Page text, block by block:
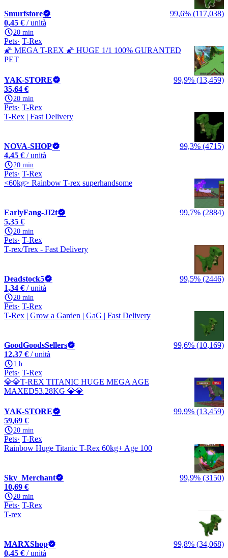
Smurfstore
99,6% (117,038)
0,45 € / unità
20 min
Pets T-Rex
🌠 MEGA T-REX 🌠 HUGE 1/1 100% GURANTED
PET
YAK-STORE
99,9% (13,459)
35,64 €
20 min
Pets T-Rex
T-Rex | Fast Delivery
NOVA-SHOP
99,3% (4715)
4,45 € / unità
20 min
Pets T-Rex
<60kg> Rainbow T-rex superhandsome
EarlyFang-JI2t
99,7% (2884)
5,35 €
20 min
Pets T-Rex
T-rex/Trex - Fast Delivery
Deadstock5
99,5% (2446)
1,34 € / unità
20 min
Pets T-Rex
T-Rex | Grow a Garden | GaG | Fast Delivery
GoodGoodsSellers
99,6% (10,169)
12,37 € / unità
1 h
Pets T-Rex
💎💎T-REX TITANIC HUGE MEGA AGE
MAXED53.28KG 💎💎
YAK-STORE
99,9% (13,459)
59,69 €
20 min
Pets T-Rex
Rainbow Huge Titanic T-Rex 60kg+ Age 100
Sky_Merchant
99,9% (3150)
10,69 €
20 min
Pets T-Rex
T-rex
MARXShop
99,8% (34,068)
0,45 € / unità